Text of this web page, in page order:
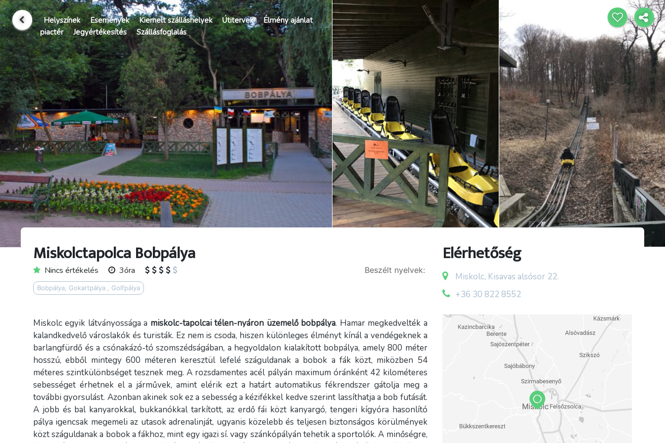
Helyszínek Események Kiemelt szálláshelyek Útitervek
Élmény ajánlat
piactér
Jegyértékesítés Szállásfoglalás
Miskolctapolca Bobpálya
Nincs értékelés 3óra Beszélt nyelvek:
Bobpálya, Gokartpálya , Golfpálya
Miskolc egyik látványossága a miskolc-tapolcai télen-nyáron üzemelő bobpálya. Hamar megkedvelték a
kalandkedvelő városlakók és turisták. Ez nem is csoda, hiszen különleges élményt kínál a vendégeknek a
barlangfürdő és a csónakázó-tó szomszédságában, a hegyoldalon kialakított bobpálya, amely 800 méter
hosszú, ebből mintegy 600 méteren keresztül lefelé száguldanak a bobok a fák közt, miközben 54
méteres szintkülönbséget tesznek meg. A rozsdamentes acél pályán maximum óránként 42 kilométeres
sebességet érhetnek el a járművek, amint elérik ezt a határt automatikus fékrendszer gátolja meg a
további gyorsulást. Azonban akinek sok ez a sebesség a kézifékkel kedve szerint lassíthatja a bob futását.
A jobb és bal kanyarokkal, bukkanókkal tarkított, az erdő fái közt kanyargó, tengeri kígyóra hasonlító
pálya igencsak megemeli az utasok adrenalinját, ugyanis közelebb és teljesen biztonságos körülmények
közt száguldanak a bobok a fákhoz, mint egy igazi sí. vagy szánkópályán tehetik a sportolók. A minőségre,
Elérhetőség
Miskolc, Kisavas alsósor 22.
+36 30 822 8552